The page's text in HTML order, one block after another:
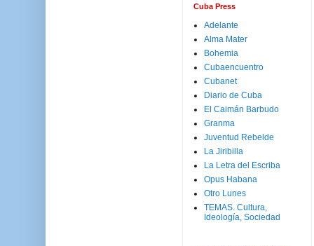
Cuba Press
Adelante
Alma Mater
Bohemia
Cubaencuentro
Cubanet
Diario de Cuba
El Caimán Barbudo
Granma
Juventud Rebelde
La Jiribilla
La Letra del Escriba
Opus Habana
Otro Lunes
TEMAS. Cultura,
Ideología, Sociedad